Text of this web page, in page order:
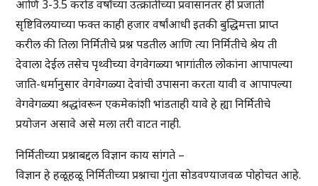
आणि 3-3.5 करोड वर्षांच्या उत्क्रांतीच्या प्रवासानंतर ही प्रजाती
सृष्टिविलयाच्या फक्त काही हजार वर्षांआधी इतकी बुद्धिमत्ता प्राप्त
करील की तिला निर्मितीचे प्रश्न पडतील आणि त्या निर्मितीचे श्रेय ती
देवाला देईल तसेच पृथ्वीच्या वेगवेगळ्या भागांतील लोकांना आपापल्या
जाति-धर्मानुसार वेगवेगळ्या देवांची उपासना करता यावी व आपापल्या
वेगवेगळ्या श्रद्धांवरून एकमेकांशी भांडताही यावे हे ह्या निर्मितीचे
प्रयोजन असावे असे मला तरी वाटत नाही.
निर्मितीच्या प्रश्नाबद्दल विज्ञान काय सांगते –
विज्ञान हे हळूहळू निर्मितीच्या प्रश्नाचा गुंता सोडवण्याजवळ पोहोचत आहे.